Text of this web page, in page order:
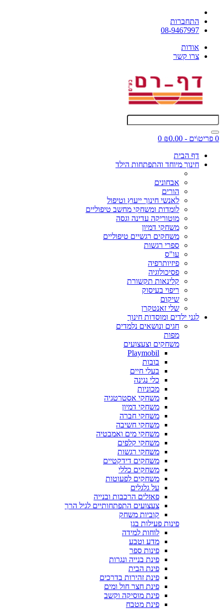
התחברות
08-9467997
אודות
צרו קשר
0 פריט\ים - ₪0.00
0
דף הבית
חינוך מיוחד והתפתחות הילד
אבחונים
הורים
לאנשי חינוך ייעוץ וטיפול
לומדות ומשחקי מחשב טיפוליים
מוטוריקה עדינה וגסה
משחקי דמיון
משחקים רגשיים טיפוליים
ספרי רגשות
עו"ס
פיזיותרפיה
פסיכולוגיה
קלינאות תקשורת
ריפוי בעיסוק
שיקום
שלי זאנטקרן
לגני ילדים ומוסדות חינוך
חגים ונושאים נלמדים
מפות
משחקים וצעצועים
Playmobil
בובות
בעלי חיים
כלי נגינה
מכוניות
משחקי אסטרטגיה
משחקי דמיון
משחקי חברה
משחקי חשיבה
משחקי מים ואמבטיה
משחקי קלפים
משחקי רגשות
משחקים דידקטיים
משחקים כללי
משחקים לפעוטות
על גלגלים
פאזלים הרכבות ובנייה
צעצועים התפתחותיים לגיל הרך
קוביות משחק
פינות פעילות בגן
לוחות למידה
מדע וטבע
פינות ספר
פינת בנייה ונגרות
פינת הבית
פינת זהירות בדרכים
פינת חצר חול ומים
פינת מוסיקה וקשב
פינת מטבח